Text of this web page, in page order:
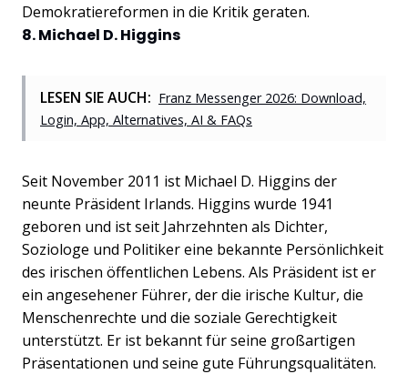
Demokratiereformen in die Kritik geraten.
8. Michael D. Higgins
LESEN SIE AUCH: Franz Messenger 2026: Download,
Login, App, Alternatives, AI & FAQs
Seit November 2011 ist Michael D. Higgins der
neunte Präsident Irlands. Higgins wurde 1941
geboren und ist seit Jahrzehnten als Dichter,
Soziologe und Politiker eine bekannte Persönlichkeit
des irischen öffentlichen Lebens. Als Präsident ist er
ein angesehener Führer, der die irische Kultur, die
Menschenrechte und die soziale Gerechtigkeit
unterstützt. Er ist bekannt für seine großartigen
Präsentationen und seine gute Führungsqualitäten.